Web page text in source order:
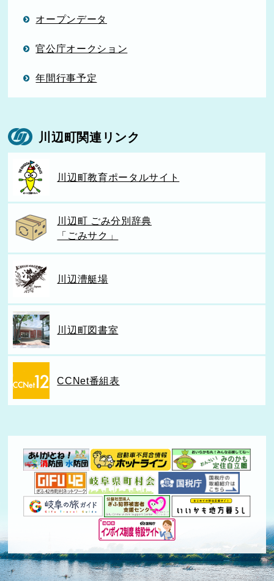
オープンデータ
官公庁オークション
年間行事予定
川辺町関連リンク
川辺町教育ポータルサイト
川辺町 ごみ分別辞典
「ごみサク」
川辺漕艇場
川辺町図書室
CCNet番組表